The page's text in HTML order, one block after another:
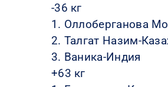
-36 кг
1. Оллоберганова
2. Талгат Назим-
3. Ваника-Индия
+63 кг